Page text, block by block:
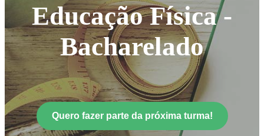
Educação Física -
Bacharelado
Quero fazer parte da próxima turma!